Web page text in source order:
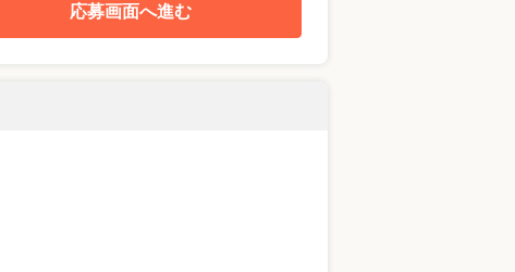
応募画面へ進む